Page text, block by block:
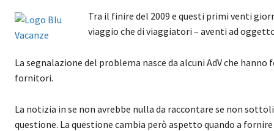
Tra il finire del 2009 e questi primi venti
viaggio che di viaggiatori – aventi ad
La segnalazione del problema nasce da alcuni AdV che
fornitori.
La notizia in se non avrebbe nulla da raccontare se non
questione. La questione cambia però aspetto quando a